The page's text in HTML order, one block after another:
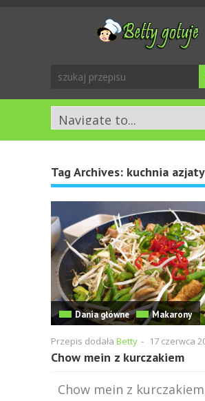
Tag Archives: kuchnia
Dania główne Makarony
Przepis dodała Betty - 17 czerwca
Chow mein z kurczakiem
Chow mein z